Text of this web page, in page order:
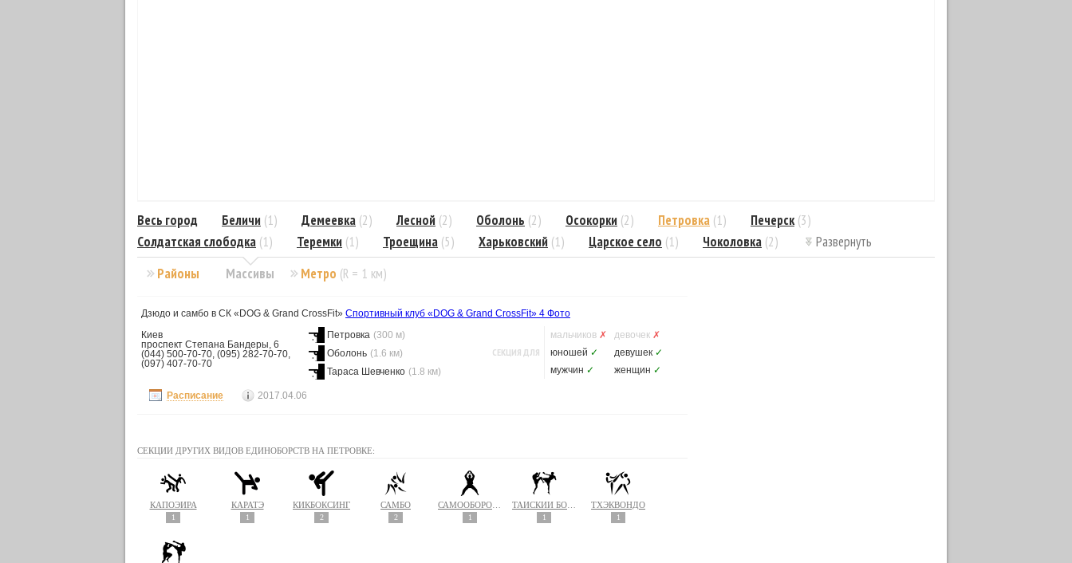
Районы Массивы
Весь город Беличи (1) Демеевка (2) Лесной (2) Оболонь (2) Осокорки (2) Петровка (1) Печерск (3)
Солдатская слободка (1) Теремки (1) Троещина (5) Харьковский (1) Царское село (1) Чоколовка (2)
Развернуть
Метро (R = 1 км)
Дзюдо и самбо в СК «DOG & Grand CrossFit» Спортивный клуб «DOG & Grand CrossFit» 4 Фото
Киев
проспект Степана Бандеры, 6
(044) 500-70-70, (095) 282-70-70,
(097) 407-70-70
Петровка (300 м)
Оболонь (1.6 км)
Тараса Шевченко (1.8 км)
СЕКЦИЯ ДЛЯ
мальчиков ✗ девочек ✗
юношей ✓ девушек ✓
мужчин ✓ женщин ✓
Расписание 2017.04.06
СЕКЦИИ ДРУГИХ ВИДОВ ЕДИНОБОРСТВ НА ПЕТРОВКЕ:
КАПОЭЙРА
1
КАРАТЭ
1
КИКБОКСИНГ
2
САМБО
2 1 1
ТХЭКВОНДО
1